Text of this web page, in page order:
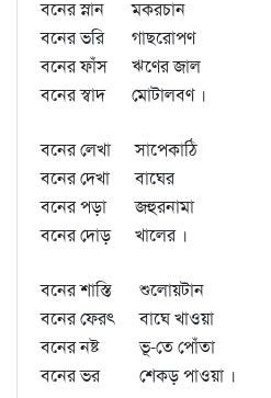
বনের স্নান
মকরচান
বনের ভরি
গাছরোপণ
বনের ফাঁস ঋণের জাল
বনের স্বাদ
মোটালবণ ।
বনের লেখা সাপেকাঠি
বনের দেখা
বাঘের
বনের পড়া
জহুরনামা
বনের দোড় খালের ।
বনের শাস্তি
শুলোয়টান
বনের ফেরৎ বাঘে খাওয়া
বনের নষ্ট
ভূ-তে পোঁতা
বনের ভর
শেকড় পাওয়া ।